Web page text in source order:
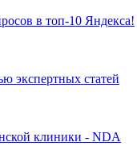
в топ-10 Яндекса!
экспертных статей
клиники - NDA